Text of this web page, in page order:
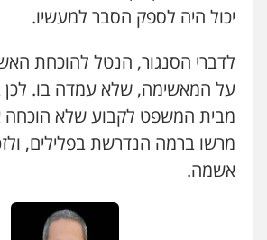
יכול היה לספק הסבר למעשיו.
לדברי הסנגור, הנטל להוכחת
על המאשימה, שלא עמדה בו. לכן
מבית המשפט לקבוע שלא
מרשו ברמה הנדרשת בפלילים,
אשמה.